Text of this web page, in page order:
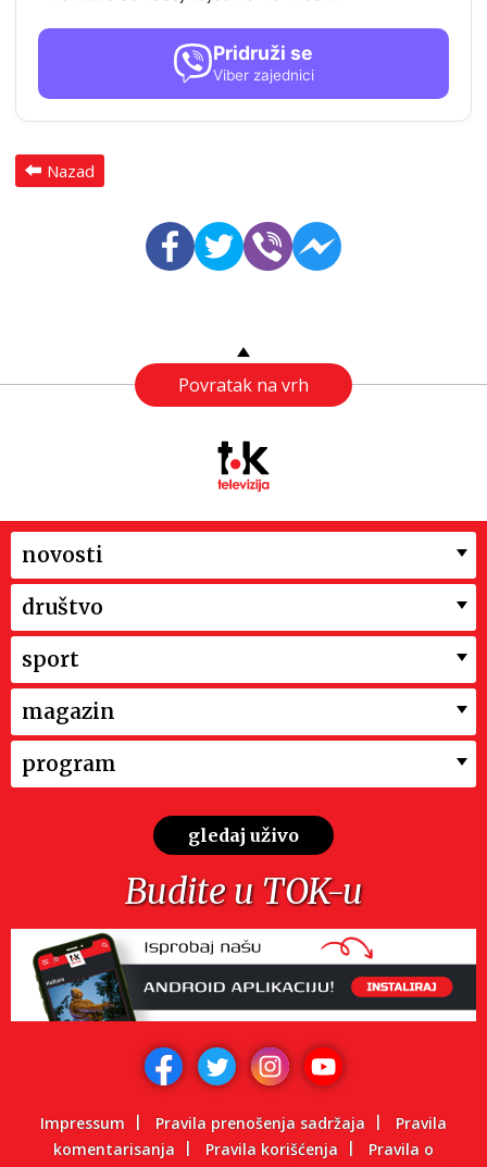
Pridruži se
Viber zajednici
Nazad
Povratak na vrh
novosti
društvo
sport
magazin
program
gledaj uživo
Budite u TOK-u
Impressum Pravila prenošenja sadržaja
Pravila
komentarisanja
Pravila korišćenja
Pravila o